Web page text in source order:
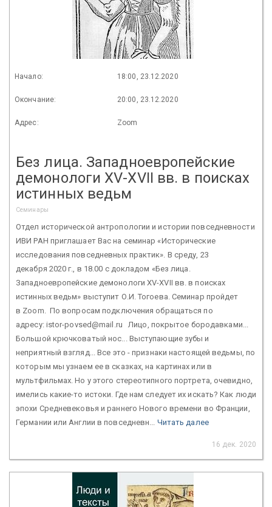
Начало: 18:00, 23.12.2020
Окончание: 20:00, 23.12.2020
Адрес: Zoom
Без лица. Западноевропейские
демонологи XV-XVII вв. в поисках
истинных ведьм
Семинары
Отдел исторической антропологии и истории повседневности
ИВИ РАН приглашает Вас на семинар «Исторические
исследования повседневных практик». В среду, 23
декабря 2020 г., в 18.00 с докладом «Без лица.
Западноевропейские демонологи XV-XVII вв. в поисках
истинных ведьм» выступит О.И. Тогоева. Семинар пройдет
в Zoom. По вопросам подключения обращаться по
адресу: istor-povsed@mail.ru Лицо, покрытое бородавками...
Большой крючковатый нос... Выступающие зубы и
неприятный взгляд... Все это - признаки настоящей ведьмы, по
которым мы узнаем ее в сказках, на картинах или в
мультфильмах. Но у этого стереотипного портрета, очевидно,
имелись какие-то истоки. Где нам следует их искать? Как люди
эпохи Средневековья и раннего Нового времени во Франции,
Германии или Англии в повседневн... Читать далее
16 дек. 2020